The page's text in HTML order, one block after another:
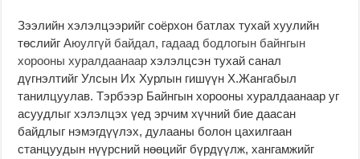
Зээлийн хэлэлцээрийг соёрхон батлах тухай хуулийн
төслийгАюулгүй байдал, гадаад бодлогын байнгын
хорооны хуралдаанаар хэлэлцсэн тухай санал
дүгнэлтийг Улсын Их Хурлын гишүүн Х.Жангабыл
танилцуулав. Тэрбээр Байнгын хорооны хуралдаанаар уг
асуудлыг хэлэлцэх үед эрчим хүчний бие даасан
байдлыг нэмэгдүүлэх, дулааны болон цахилгаан
станцуудын нүүрсний нөөцийг бүрдүүлж, хангамжийг